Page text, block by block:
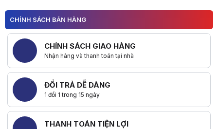
2
4
CHÍNH SÁCH BÁN HÀNG
CHÍNH SÁCH GIAO HÀNG
Nhận hàng và thanh toán tại nhà
ĐỔI TRẢ DỄ DÀNG
1 đổi 1 trong 15 ngày
THANH TOÁN TIỆN LỢI